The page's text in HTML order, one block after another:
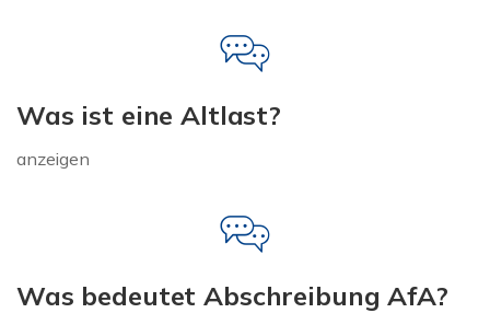
Was ist eine Altlast?
anzeigen
Was bedeutet Abschreibung AfA?